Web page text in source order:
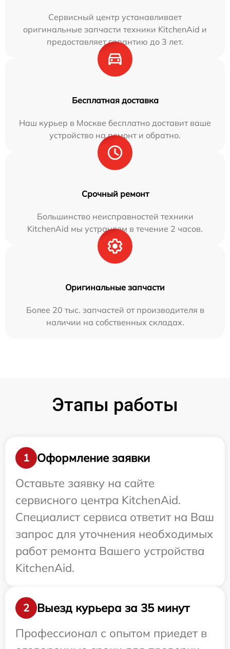
Сервисный центр устанавливает
оригинальные запчасти техники KitchenAid и
предоставляет гарантию до 3 лет.
Бесплатная доставка
Наш курьер в Москве бесплатно доставит ваше
устройство на ремонт и обратно.
Срочный ремонт
Большинство неисправностей техники
KitchenAid мы устраняем в течение 2 часов.
Оригинальные запчасти
Более 20 тыс. запчастей от производителя в
наличии на собственных складах.
Этапы работы
1
Оформление заявки
Оставьте заявку на сайте
сервисного центра KitchenAid.
Специалист сервиса ответит на Ваш
запрос для уточнения необходимых
работ ремонта Вашего устройства
KitchenAid.
2
Выезд курьера за 35 минут
Профессионал с опытом приедет в